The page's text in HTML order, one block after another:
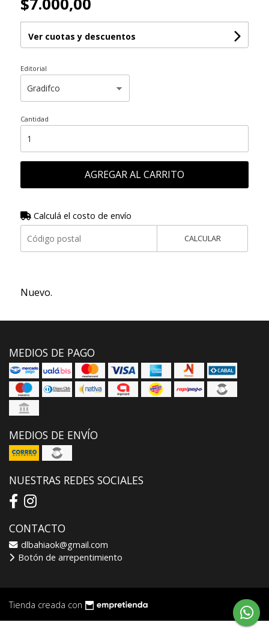
Ver cuotas y descuentos
Editorial
Cantidad
AGREGAR AL CARRITO
Calculá el costo de envío
CALCULAR
Nuevo.
MEDIOS DE PAGO
MEDIOS DE ENVÍO
NUESTRAS REDES SOCIALES
CONTACTO
dlbahiaok@gmail.com
Botón de arrepentimiento
Tienda creada con